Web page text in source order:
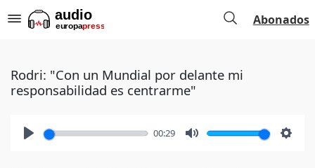
Abonados
Rodri: "Con un Mundial por delante mi
responsabilidad es centrarme"
00:29